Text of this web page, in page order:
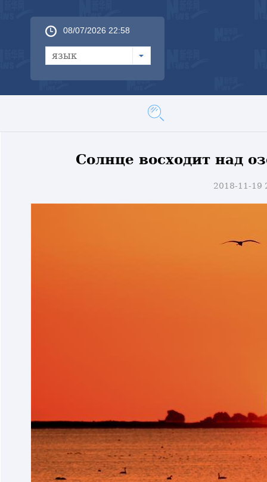
08/07/2026 22:58
язык
Солнце восходит над
2018-11-19